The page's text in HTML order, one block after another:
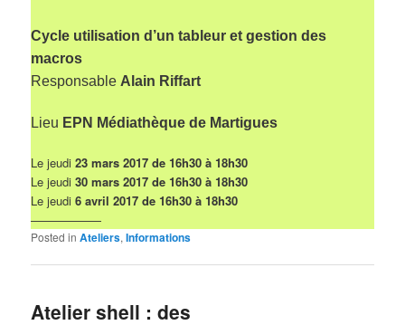
Cycle utilisation d’un tableur et gestion des
macros
Responsable Alain Riffart
Lieu EPN Médiathèque de Martigues
Le jeudi23 mars 2017 de 16h30 à 18h30
Le jeudi30 mars 2017 de 16h30 à 18h30
Le jeudi6 avril 2017 de 16h30 à 18h30
——————
Posted in Ateliers,Informations
Atelier shell : des